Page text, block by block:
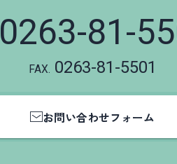
0263-81-
FAX. 0263-81-5501
お問い合わせフォーム